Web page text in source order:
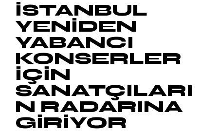
İSTANBUL
YENİDEN
YABANCI
KONSERLER
İÇİN
SANATÇILARI
N RADARINA
GİRİYOR